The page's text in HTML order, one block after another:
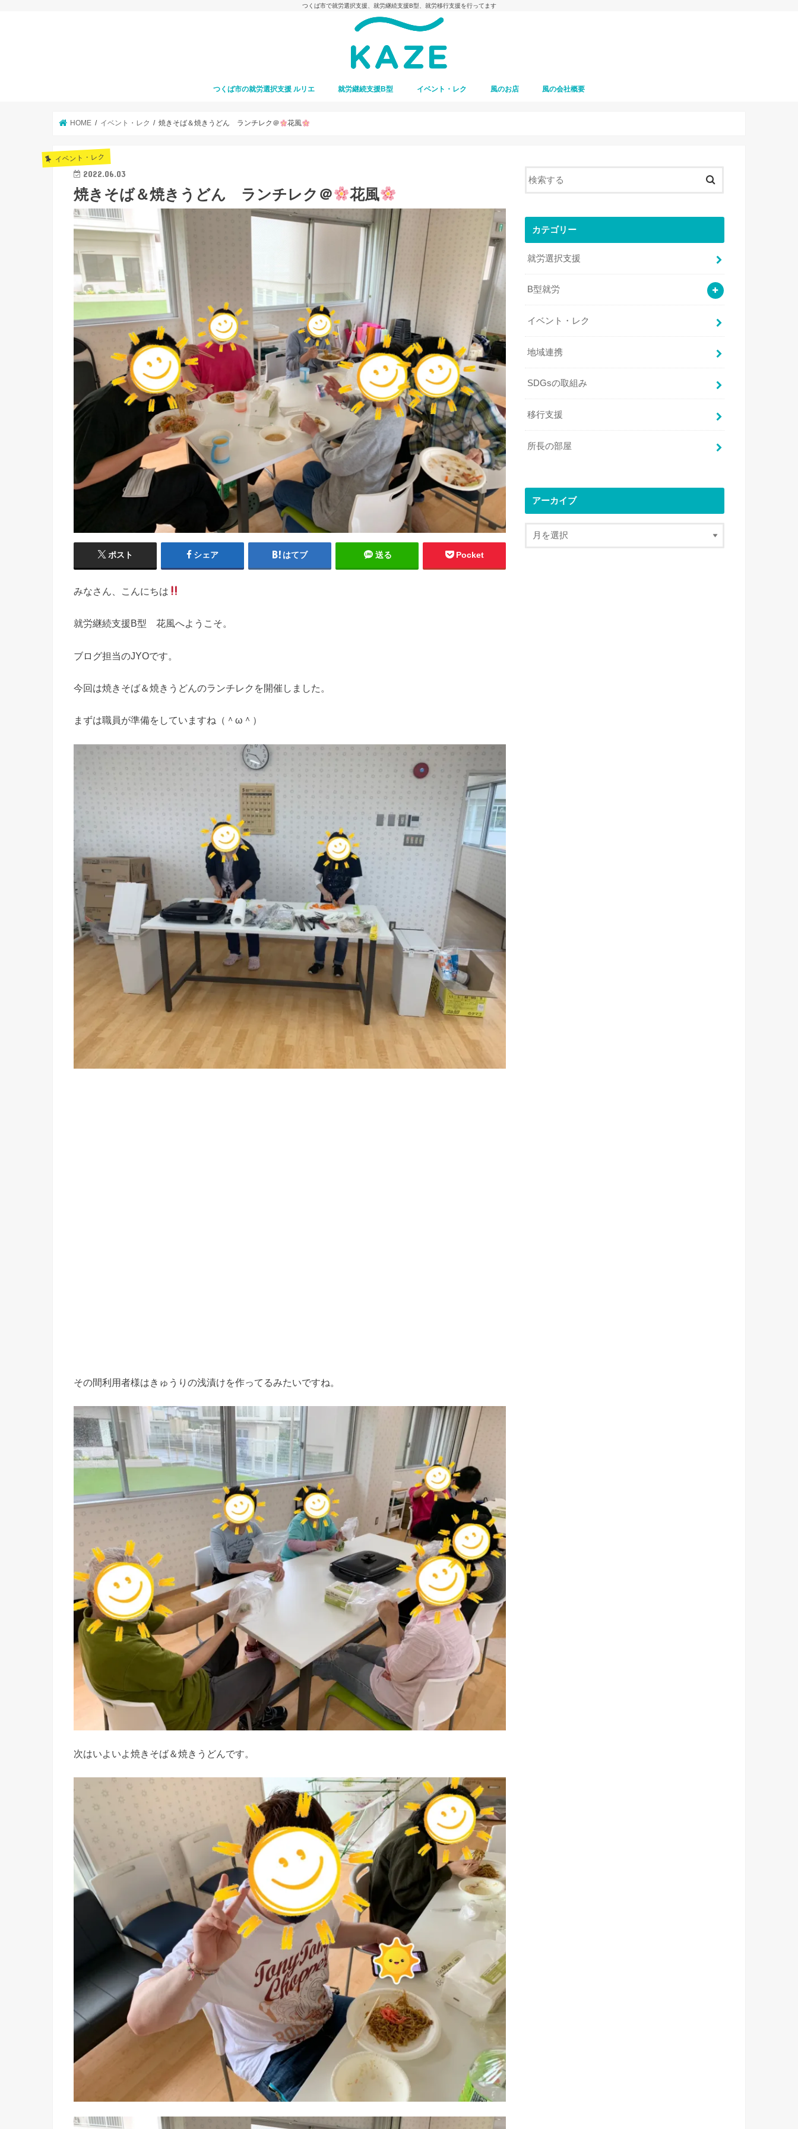
つくば市で就労選択支援、就労継続支援B型、就労移行支援を行ってます
つくば市の就労選択支援 ルリエ 就労継続支援B型 イベント・レク 風のお店 風の会社概要
HOME イベント・レク 焼きそば＆焼きうどん ランチレク＠ 花風
イベント・レク
2022.06.03
焼きそば＆焼きうどん ランチレク＠ 花風
ポスト シェア はてブ 送る Pocket
みなさん、こんにちは
就労継続支援B型 花風へようこそ。
ブログ担当のJYOです。
今回は焼きそば＆焼きうどんのランチレクを開催しました。
まずは職員が準備をしていますね（＾ω＾）
その間利用者様はきゅうりの浅漬けを作ってるみたいですね。
次はいよいよ焼きそば＆焼きうどんです。
カテゴリー
就労選択支援
B型就労
イベント・レク
地域連携
SDGsの取組み
移行支援
所長の部屋
アーカイブ